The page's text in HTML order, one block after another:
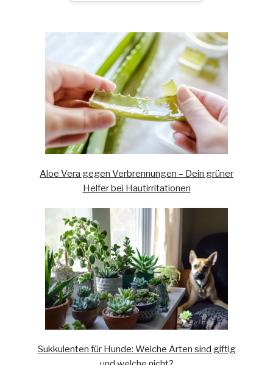
Aloe Vera gegen Verbrennungen – Dein grüner
Helfer bei Hautirritationen
Sukkulenten für Hunde: Welche Arten sind giftig